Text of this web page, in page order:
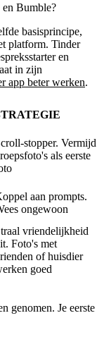
Bumble?
basisprincipe,
platform. Tinder
en
in zijn
app beter werken.
stopper. Vermijd
als eerste
aan prompts.
ongewoon
vriendelijkheid
Foto's met
of huisdier
goed
genomen. Je eerste